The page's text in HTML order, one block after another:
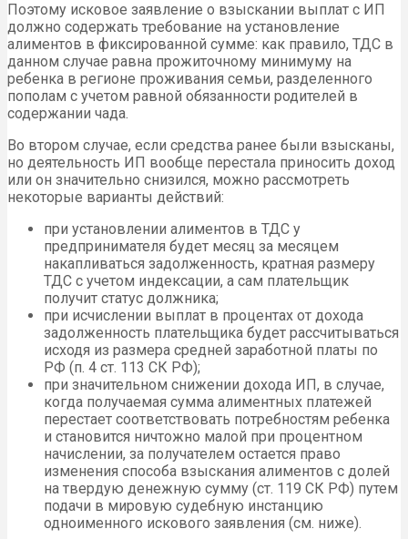
Поэтому исковое заявление о взыскании выплат с ИП
должно содержать требование на установление
алиментов в фиксированной сумме: как правило, ТДС в
данном случае равна прожиточному минимуму на
ребенка в регионе проживания семьи, разделенного
пополам с учетом равной обязанности родителей в
содержании чада.
Во втором случае, если средства ранее были взысканы,
но деятельность ИП вообще перестала приносить доход
или он значительно снизился, можно рассмотреть
некоторые варианты действий:
при установлении алиментов в ТДС у
предпринимателя будет месяц за месяцем
накапливаться задолженность, кратная размеру
ТДС с учетом индексации, а сам плательщик
получит статус должника;
при исчислении выплат в процентах от дохода
задолженность плательщика будет рассчитываться
исходя из размера средней заработной платы по
РФ (п. 4 ст. 113 СК РФ);
при значительном снижении дохода ИП, в случае,
когда получаемая сумма алиментных платежей
перестает соответствовать потребностям ребенка
и становится ничтожно малой при процентном
начислении, за получателем остается право
изменения способа взыскания алиментов с долей
на твердую денежную сумму (ст. 119 СК РФ) путем
подачи в мировую судебную инстанцию
одноименного искового заявления (см. ниже).